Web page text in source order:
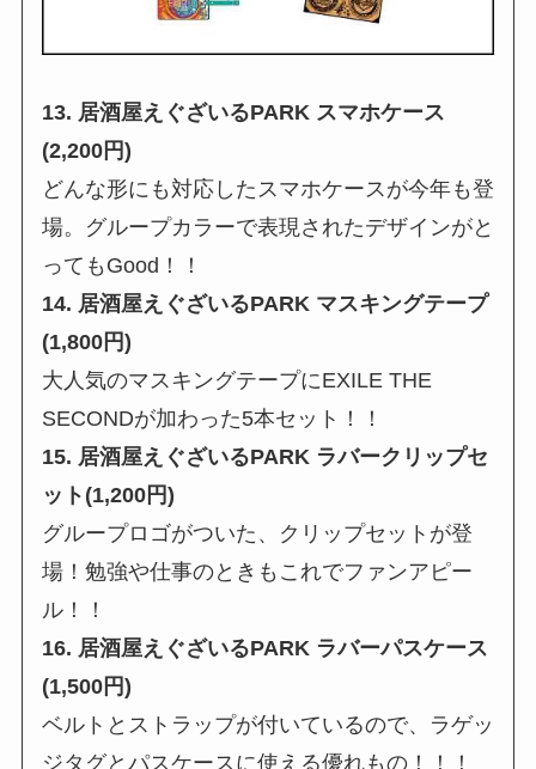
13. 居酒屋えぐざいるPARK スマホケース
(2,200円)
どんな形にも対応したスマホケースが今年も登
場。グループカラーで表現されたデザインがと
ってもGood！！
14. 居酒屋えぐざいるPARK マスキングテープ
(1,800円)
大人気のマスキングテープにEXILE THE
SECONDが加わった5本セット！！
15. 居酒屋えぐざいるPARK ラバークリップセ
ット(1,200円)
グループロゴがついた、クリップセットが登
場！勉強や仕事のときもこれでファンアピー
ル！！
16. 居酒屋えぐざいるPARK ラバーパスケース
(1,500円)
ベルトとストラップが付いているので、ラゲッ
ジタグとパスケースに使える優れもの！！！